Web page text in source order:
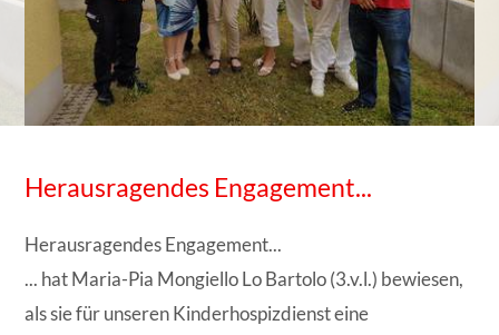
Herausragendes Engagement...
Herausragendes Engagement...
... hat Maria-Pia Mongiello Lo Bartolo (3.v.l.) bewiesen,
als sie für unseren Kinderhospizdienst eine